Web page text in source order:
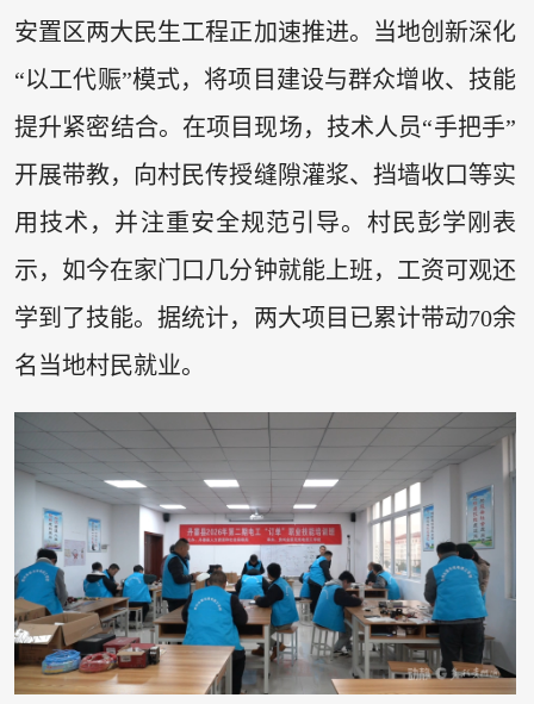
安置区两大民生工程正加速推进。当地创新深化
“以工代赈”模式，将项目建设与群众增收、技能
提升紧密结合。在项目现场，技术人员“手把手”
开展带教，向村民传授缝隙灌浆、挡墙收口等实
用技术，并注重安全规范引导。村民彭学刚表
示，如今在家门口几分钟就能上班，工资可观还
学到了技能。据统计，两大项目已累计带动70余
名当地村民就业。